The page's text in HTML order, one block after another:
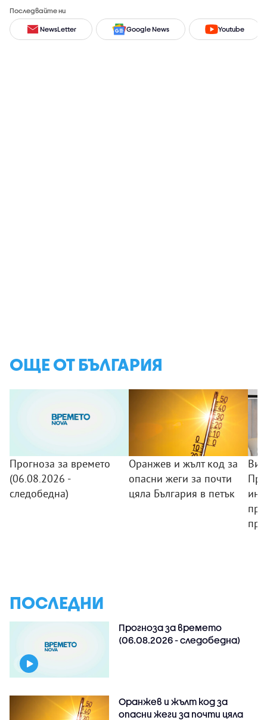
Последвайте ни
NewsLetter Google News Youtube
ОЩЕ ОТ БЪЛГАРИЯ
Прогноза за времето
(06.08.2026 -
следобедна)
Оранжев и жълт код за
опасни жеги за почти
цяла България в петък
ПОСЛЕДНИ
Прогноза за времето
(06.08.2026 - следобедна)
Оранжев и жълт код за
опасни жеги за почти цяла